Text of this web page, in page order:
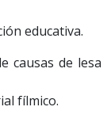
educativa.
causas de lesa
fílmico.